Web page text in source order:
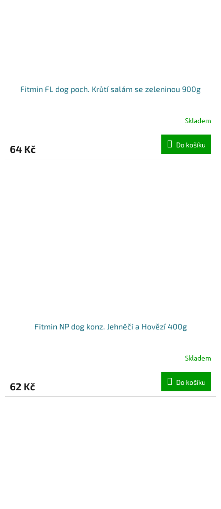
Fitmin FL dog poch. Krůtí salám se zeleninou 900g
Skladem
64 Kč Do košíku
Fitmin NP dog konz. Jehněčí a Hovězí 400g
Skladem
62 Kč Do košíku